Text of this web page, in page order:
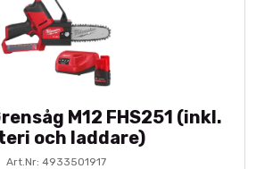
M12 FHS251 (inkl.
och laddare)
Art.Nr: 4933501917